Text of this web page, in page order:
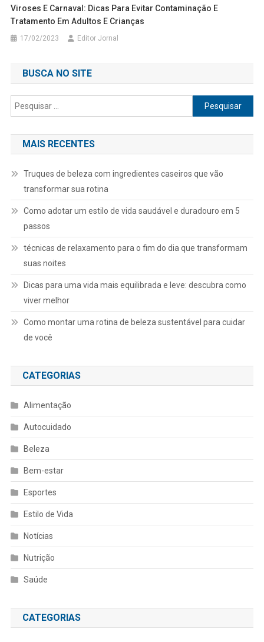
Viroses E Carnaval: Dicas Para Evitar Contaminação E
Tratamento Em Adultos E Crianças
17/02/2023 Editor Jornal
BUSCA NO SITE
Pesquisar
por:
MAIS RECENTES
Truques de beleza com ingredientes caseiros que vão
transformar sua rotina
Como adotar um estilo de vida saudável e duradouro em 5
passos
técnicas de relaxamento para o fim do dia que transformam
suas noites
Dicas para uma vida mais equilibrada e leve: descubra como
viver melhor
Como montar uma rotina de beleza sustentável para cuidar
de você
CATEGORIAS
Alimentação
Autocuidado
Beleza
Bem-estar
Esportes
Estilo de Vida
Notícias
Nutrição
Saúde
CATEGORIAS